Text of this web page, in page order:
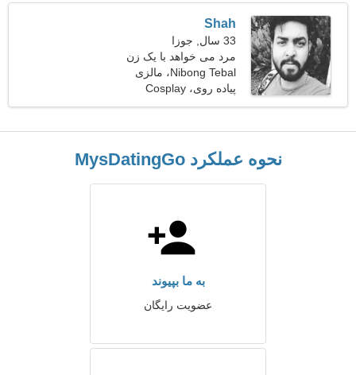
Shah
33 سال, جوزا
مرد می خواهد با یک زن
ملاقات کند 26-29
Nibong Tebal، مالزی
پیاده روی، Cosplay
نحوه عملکرد MysDatingGo
به ما بپیوند
عضویت رایگان